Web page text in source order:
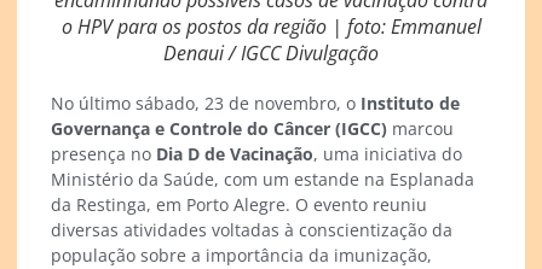
o HPV para os postos da região | foto: Emmanuel
Denaui / IGCC Divulgação
No último sábado, 23 de novembro, o Instituto de
Governança e Controle do Câncer (IGCC) marcou
presença no Dia D de Vacinação, uma iniciativa do
Ministério da Saúde, com um estande na Esplanada
da Restinga, em Porto Alegre. O evento reuniu
diversas atividades voltadas à conscientização da
população sobre a importância da imunização,